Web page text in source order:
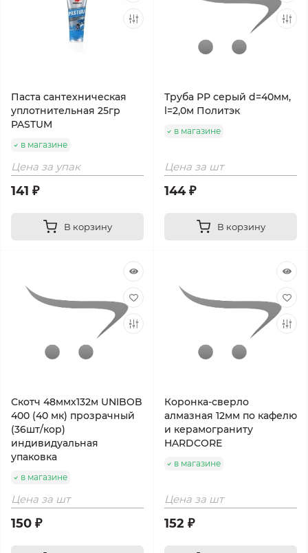
Паста сантехническая
уплотнительная 25гр
PASTUM
в магазине
Цена за упак
141 ₽
В корзину
Труба РР серый d=40мм,
l=2,0м Политэк
в магазине
Цена за шт
144 ₽
В корзину
Скотч 48ммх132м UNIBOB
400 (40 мк) прозрачный
(36шт/кор)
индивидуальная
упаковка
в магазине
Цена за шт
150 ₽
Коронка-сверло
алмазная 12мм по кафелю
и керамограниту
HARDCORE
в магазине
Цена за шт
152 ₽